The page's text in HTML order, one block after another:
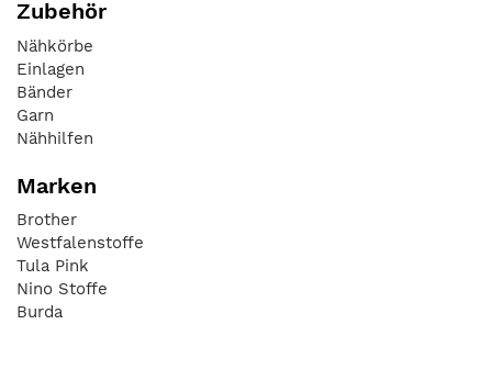
Zubehör
Nähkörbe
Einlagen
Bänder
Garn
Nähhilfen
Marken
Brother
Westfalenstoffe
Tula Pink
Nino Stoffe
Burda